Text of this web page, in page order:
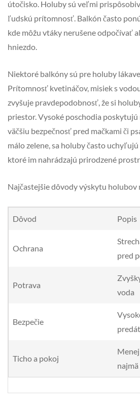
útočisko. Holuby sú veľmi
ľudskú prítomnosť. Balkón často
kde môžu vtáky nerušene odpočívať
hniezdo.
Niektoré balkóny sú pre holuby
Prítomnosť kvetináčov, misiek s
zvyšuje pravdepodobnosť, že si
priestor. Vysoké poschodia
väčšiu bezpečnosť pred mačkami či
málo zelene, sa holuby často
ktoré im nahrádzajú prirodzené
Najčastejšie dôvody výskytu holubov
Dôvod Popis
Ochrana
pred
Potrava
voda
Bezpečie
Ticho a pokoj